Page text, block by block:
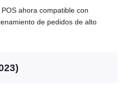
ahora compatible con
de pedidos de alto